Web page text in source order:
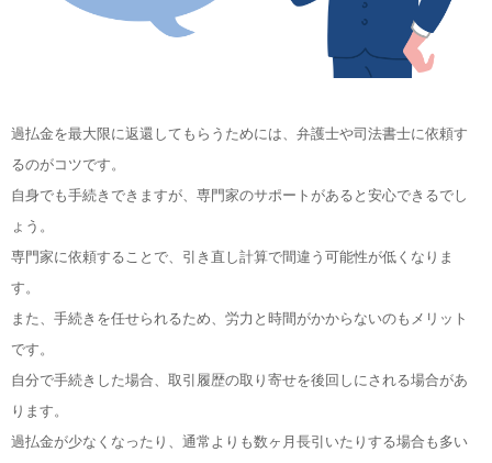
過払金を最大限に返還してもらうためには、弁護士や司法書士に依頼す
るのがコツです。
自身でも手続きできますが、専門家のサポートがあると安心できるでし
ょう。
専門家に依頼することで、引き直し計算で間違う可能性が低くなりま
す。
また、手続きを任せられるため、労力と時間がかからないのもメリット
です。
自分で手続きした場合、取引履歴の取り寄せを後回しにされる場合があ
ります。
過払金が少なくなったり、通常よりも数ヶ月長引いたりする場合も多い